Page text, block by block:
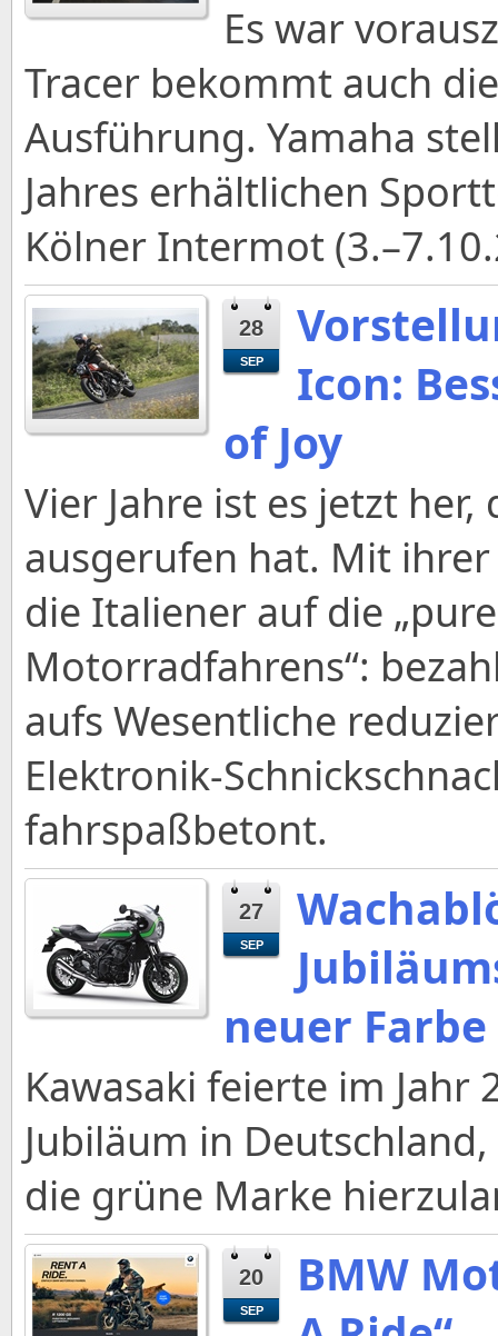
Es war
Tracer bekommt auch
Ausführung. Yamaha
Jahres erhältlichen
Kölner Intermot
28
SEP
Icon:
of Joy
Vier Jahre ist es jetzt her,
ausgerufen hat. Mit
die Italiener auf die
Motorradfahrens“:
aufs Wesentliche
Elektronik-
fahrspaßbetont.
27
SEP
neuer Farbe
Kawasaki feierte im Jahr
Jubiläum in
die grüne Marke
20
SEP
BMW